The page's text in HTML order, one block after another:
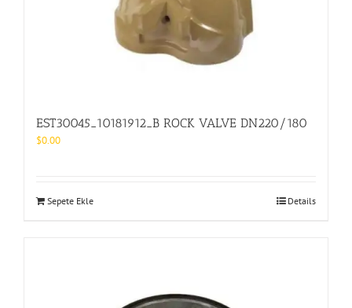
EST30045_10181912_B ROCK VALVE DN220/180
$0.00
Sepete Ekle Details